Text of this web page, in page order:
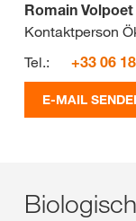
Romain Volpoet
Kontaktperson
Tel.:
+33 06
E-MAIL